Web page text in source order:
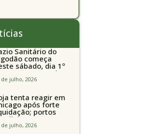
Sanitário do
começa
sábado, dia 1º
agosto, em todo
de São
de julho, 2026
tenta reagir em
após forte
portos
seguem
de R$ 150/sc
de julho, 2026